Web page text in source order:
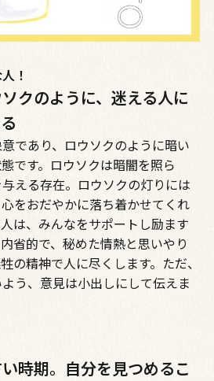
！
クのように、迷える人に
であり、ロウソクのように暗い
です。ロウソクは暗闇を照ら
える存在。ロウソクの灯りには
をおだやかに落ち着かせてくれ
は、みんなをサポートし励ます
省的で、秘めた情熱と思いやり
の精神で人に尽くします。ただ、
う、意見は小出しにして伝えま
時期。自分を見つめるこ